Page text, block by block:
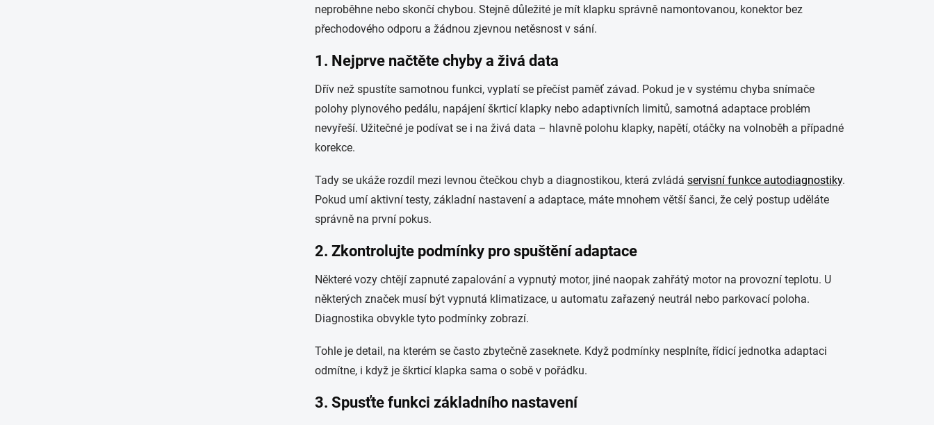
neproběhne nebo skončí chybou. Stejně důležité je mít klapku správně namontovanou, konektor bez
přechodového odporu a žádnou zjevnou netěsnost v sání.
1. Nejprve načtěte chyby a živá data
Dřív než spustíte samotnou funkci, vyplatí se přečíst paměť závad. Pokud je v systému chyba snímače
polohy plynového pedálu, napájení škrticí klapky nebo adaptivních limitů, samotná adaptace problém
nevyřeší. Užitečné je podívat se i na živá data – hlavně polohu klapky, napětí, otáčky na volnoběh a případné
korekce.
Tady se ukáže rozdíl mezi levnou čtečkou chyb a diagnostikou, která zvládá servisní funkce autodiagnostiky.
Pokud umí aktivní testy, základní nastavení a adaptace, máte mnohem větší šanci, že celý postup uděláte
správně na první pokus.
2. Zkontrolujte podmínky pro spuštění adaptace
Některé vozy chtějí zapnuté zapalování a vypnutý motor, jiné naopak zahřátý motor na provozní teplotu. U
některých značek musí být vypnutá klimatizace, u automatu zařazený neutrál nebo parkovací poloha.
Diagnostika obvykle tyto podmínky zobrazí.
Tohle je detail, na kterém se často zbytečně zaseknete. Když podmínky nesplníte, řídicí jednotka adaptaci
odmítne, i když je škrticí klapka sama o sobě v pořádku.
3. Spusťte funkci základního nastavení